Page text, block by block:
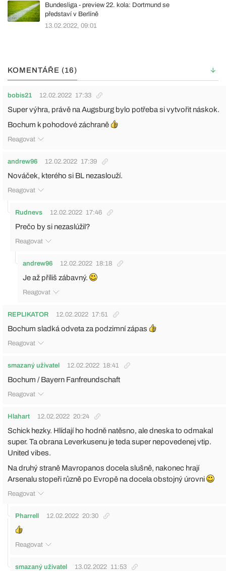
Bundesliga - preview 22. kola: Dortmund se
představí v Berlíně
13.02.2022, 09:01
KOMENTÁŘE (16)
bobis21 12.02.2022 17:33
Super výhra, právě na Augsburg bylo potřeba si vytvořit náskok.
Bochum k pohodové záchraně
Reagovat
andrew96 12.02.2022 17:39
Nováček, kterého si BL nezaslouží.
Reagovat
Rudnevs 12.02.2022 17:46
Prečo by si nezaslúžil?
Reagovat
andrew96 12.02.2022 18:18
Je až příliš zábavný.
Reagovat
REPLIKATOR 12.02.2022 17:51
Bochum sladká odveta za podzimní zápas
Reagovat
smazaný uživatel 12.02.2022 18:41
Bochum / Bayern Fanfreundschaft
Reagovat
Hlahart 12.02.2022 20:24
Schick hezky. Hlídají ho hodně natěsno, ale dneska to odmakal
super. Ta obrana Leverkusenu je teda super nepovedenej vtip.
United vibes.
Na druhý straně Mavropanos docela slušně, nakonec hrají
Arsenalu stopeři různě po Evropě na docela obstojný úrovni
Reagovat
Pharrell 12.02.2022 20:30
Reagovat
smazaný uživatel 13.02.2022 11:53